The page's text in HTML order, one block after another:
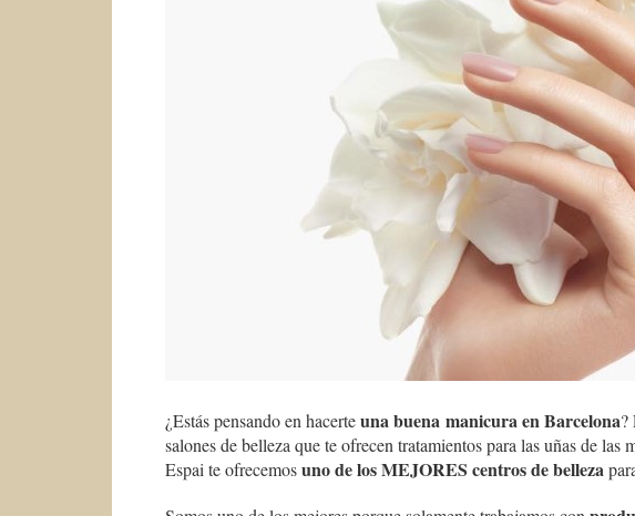
¿Estás pensando en hacerteuna buena manicura en Barcelona?
salones de belleza que te ofrecen tratamientos para las uñas de
Espai te ofrecemosuno de los MEJORES centros de belleza